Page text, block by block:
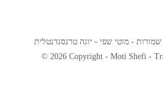
© 2026 Copyright - Moti Shefi -